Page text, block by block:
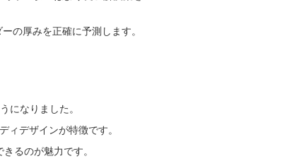
の厚みを正確に予測します。
になりました。
ィデザインが特徴です。
るのが魅力です。